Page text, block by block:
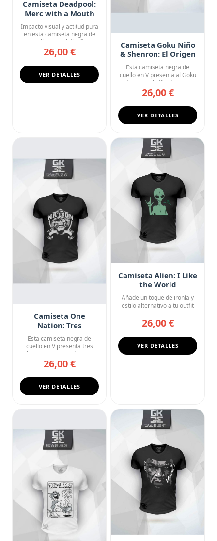
Camiseta Deadpool:
Merc with a Mouth
Impacto visual y actitud pura
en esta camiseta negra de
cuello en V. El diseñ...
26,00 €
VER DETALLES
Camiseta Goku Niño
& Shenron: El Origen
del Legendario
Esta camiseta negra de
cuello en V presenta al Goku
más puro, el niño de Drag...
26,00 €
VER DETALLES
Camiseta One
Nation: Tres
Calaveras
Esta camiseta negra de
cuello en V presenta tres
calaveras enmarcadas en un
e...
26,00 €
VER DETALLES
Camiseta Alien: I Like
the World
Añade un toque de ironía y
estilo alternativo a tu outfit
con esta camiseta n...
26,00 €
VER DETALLES